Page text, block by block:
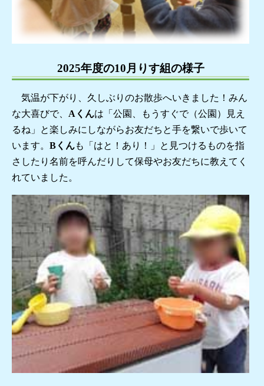
2025年度の10月りす組の様子
気温が下がり、久しぶりのお散歩へいきました！みん
な大喜びで、 Aくんは「公園、もうすぐで（公園）見え
るね」と楽しみにしながらお友だちと手を繋いで歩いて
います。 Bくんも「はと！あり！」と見つけるものを指
さしたり名前を呼んだりして保母やお友だちに教えてく
れていました。